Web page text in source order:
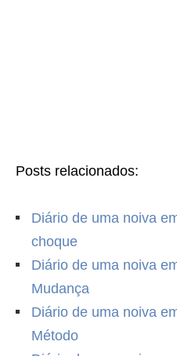
Posts relacionados:
Diário de uma noiva
choque
Diário de uma noiva
Mudança
Diário de uma noiva
Método